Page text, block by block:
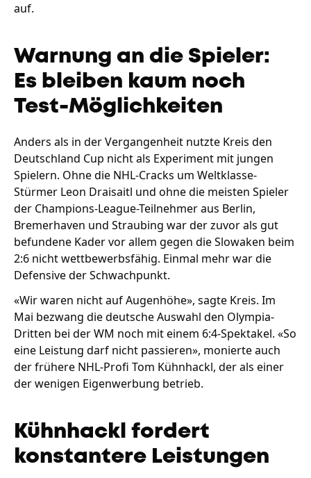
auf.
Warnung an die Spieler:
Es bleiben kaum noch
Test-Möglichkeiten
Anders als in der Vergangenheit nutzte Kreis den
Deutschland Cup nicht als Experiment mit jungen
Spielern. Ohne die NHL-Cracks um Weltklasse-
Stürmer Leon Draisaitl und ohne die meisten Spieler
der Champions-League-Teilnehmer aus Berlin,
Bremerhaven und Straubing war der zuvor als gut
befundene Kader vor allem gegen die Slowaken beim
2:6 nicht wettbewerbsfähig. Einmal mehr war die
Defensive der Schwachpunkt.
«Wir waren nicht auf Augenhöhe», sagte Kreis. Im
Mai bezwang die deutsche Auswahl den Olympia-
Dritten bei der WM noch mit einem 6:4-Spektakel. «So
eine Leistung darf nicht passieren», monierte auch
der frühere NHL-Profi Tom Kühnhackl, der als einer
der wenigen Eigenwerbung betrieb.
Kühnhackl fordert
konstantere Leistungen